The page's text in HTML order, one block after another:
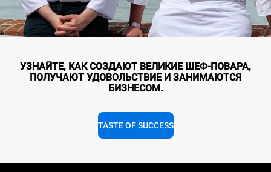
УЗНАЙТЕ, КАК СОЗДАЮТ ВЕЛИКИЕ ШЕФ-ПОВАРА,
ПОЛУЧАЮТ УДОВОЛЬСТВИЕ И ЗАНИМАЮТСЯ
БИЗНЕСОМ.
TASTE OF SUCCESS